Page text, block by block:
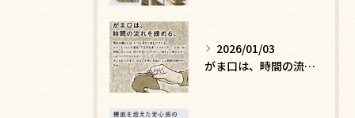
2026/01/03
がま口は、時間の流れを緩める